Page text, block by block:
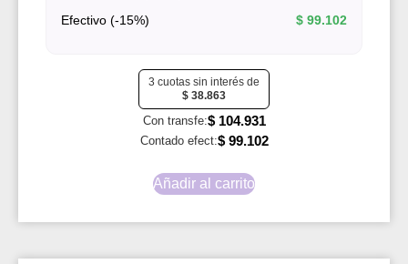
Efectivo (-15%)
$ 99.102
3 cuotas sin interés de
$ 38.863
Con transfe:$104.931
Contado efect:$99.102
Añadir al carrito